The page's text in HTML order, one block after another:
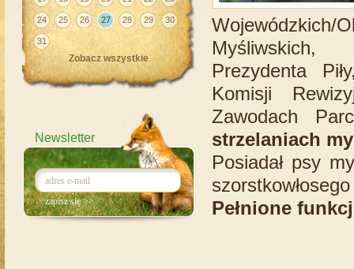
24 25 26 27 28 29 30
31
Zobacz wszystkie
Newsletter
Wojewódzkich/
Myśliwskich,
Prezydenta
Komisji
Zawodach
strzelaniach
Posiadał psy
szorstkowłosego
Pełnione